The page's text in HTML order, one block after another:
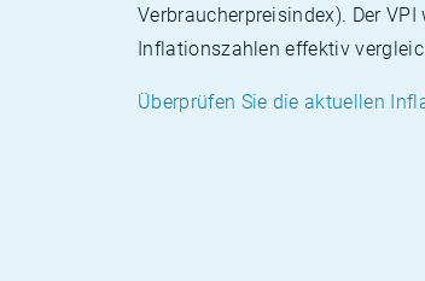
Verbraucherpreisindex). Der
Inflationszahlen effektiv
Überprüfen Sie die aktuellen